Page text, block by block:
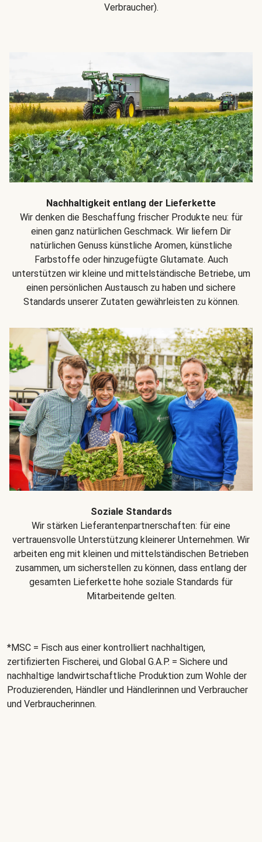
Verbraucher).
Nachhaltigkeit entlang der Lieferkette
Wir denken die Beschaffung frischer Produkte neu: für
einen ganz natürlichen Geschmack. Wir liefern Dir
natürlichen Genuss künstliche Aromen, künstliche
Farbstoffe oder hinzugefügte Glutamate. Auch
unterstützen wir kleine und mittelständische Betriebe, um
einen persönlichen Austausch zu haben und sichere
Standards unserer Zutaten gewährleisten zu können.
Soziale Standards
Wir stärken Lieferantenpartnerschaften: für eine
vertrauensvolle Unterstützung kleinerer Unternehmen. Wir
arbeiten eng mit kleinen und mittelständischen Betrieben
zusammen, um sicherstellen zu können, dass entlang der
gesamten Lieferkette hohe soziale Standards für
Mitarbeitende gelten.
*MSC = Fisch aus einer kontrolliert nachhaltigen,
zertifizierten Fischerei, und Global G.A.P. = Sichere und
nachhaltige landwirtschaftliche Produktion zum Wohle der
Produzierenden, Händler und Händlerinnen und Verbraucher
und Verbraucherinnen.